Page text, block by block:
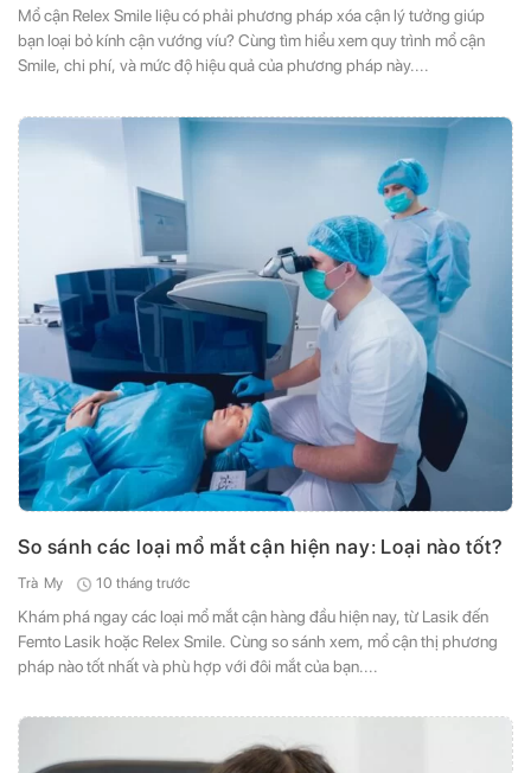
Mổ cận Relex Smile liệu có phải phương pháp xóa cận lý tưởng giúp
bạn loại bỏ kính cận vướng víu? Cùng tìm hiểu xem quy trình mổ cận
Smile, chi phí, và mức độ hiệu quả của phương pháp này....
So sánh các loại mổ mắt cận hiện nay: Loại nào tốt?
Trà My 10 tháng trước
Khám phá ngay các loại mổ mắt cận hàng đầu hiện nay, từ Lasik đến
Femto Lasik hoặc Relex Smile. Cùng so sánh xem, mổ cận thị phương
pháp nào tốt nhất và phù hợp với đôi mắt của bạn....